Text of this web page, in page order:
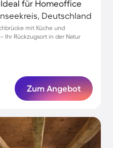
für Homeoffice
Deutschland
mit Küche und
Ihr Rückzugsort in der Natur
Zum Angebot